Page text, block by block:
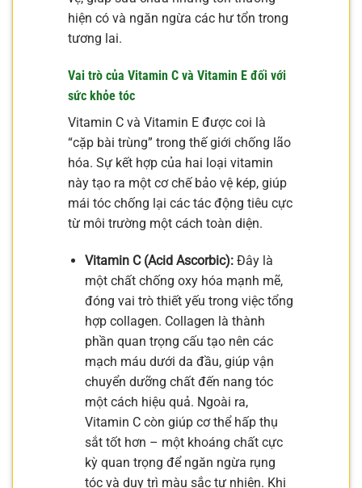
hiện có và ngăn ngừa các hư tổn trong
tương lai.
Vai trò của Vitamin C và Vitamin E đối với
sức khỏe tóc
Vitamin C và Vitamin E được coi là
“cặp bài trùng” trong thế giới chống lão
hóa. Sự kết hợp của hai loại vitamin
này tạo ra một cơ chế bảo vệ kép, giúp
mái tóc chống lại các tác động tiêu cực
từ môi trường một cách toàn diện.
Vitamin C (Acid Ascorbic):Đây là
một chất chống oxy hóa mạnh mẽ,
đóng vai trò thiết yếu trong việc tổng
hợp collagen. Collagen là thành
phần quan trọng cấu tạo nên các
mạch máu dưới da đầu, giúp vận
chuyển dưỡng chất đến nang tóc
một cách hiệu quả. Ngoài ra,
Vitamin C còn giúp cơ thể hấp thụ
sắt tốt hơn – một khoáng chất cực
kỳ quan trọng để ngăn ngừa rụng
tóc và duy trì màu sắc tự nhiên. Khi